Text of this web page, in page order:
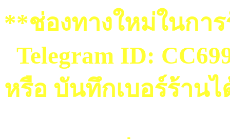
**ช่องทางใหม่ในกา
Telegram ID:
หรือ บันทึกเบอร์ร้านไ